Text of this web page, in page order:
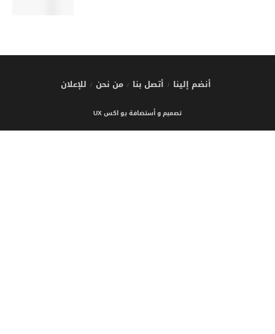
أنضم إلينا أتصل بنا من نحن للإعلان
تصميم و أستضافة يو اكس UX